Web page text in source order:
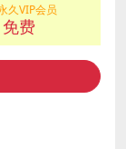
久VIP会员
免费